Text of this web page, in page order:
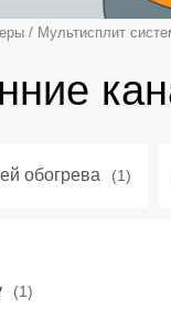
/ Мультисплит
обогрева (1)
(1)